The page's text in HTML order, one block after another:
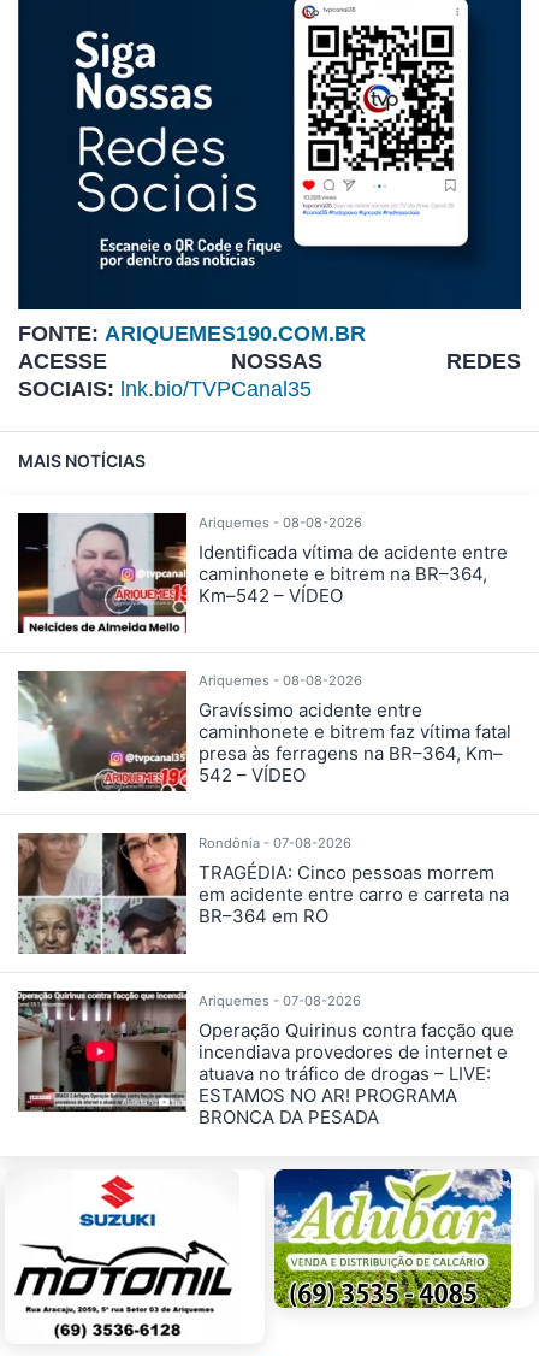
FONTE: ARIQUEMES190.COM.BR
ACESSE NOSSAS REDES
SOCIAIS: lnk.bio/TVPCanal35
MAIS NOTÍCIAS
Ariquemes - 08-08-2026
Identificada vítima de acidente entre
caminhonete e bitrem na BR–364,
Km–542 – VÍDEO
Ariquemes - 08-08-2026
Gravíssimo acidente entre
caminhonete e bitrem faz vítima fatal
presa às ferragens na BR–364, Km–
542 – VÍDEO
Rondônia - 07-08-2026
TRAGÉDIA: Cinco pessoas morrem
em acidente entre carro e carreta na
BR–364 em RO
Ariquemes - 07-08-2026
Operação Quirinus contra facção que
incendiava provedores de internet e
atuava no tráfico de drogas – LIVE:
ESTAMOS NO AR! PROGRAMA
BRONCA DA PESADA